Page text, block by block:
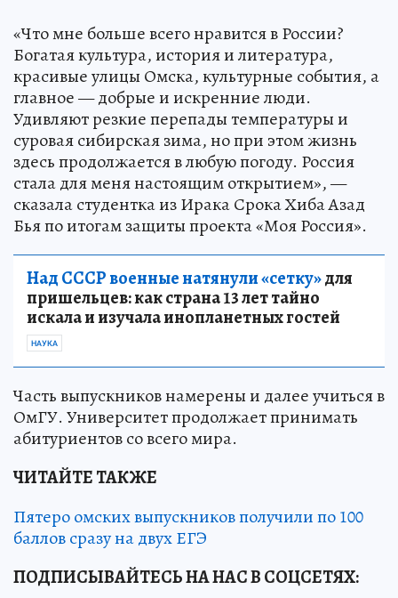
«Что мне больше всего нравится в России?
Богатая культура, история и литература,
красивые улицы Омска, культурные события, а
главное — добрые и искренние люди.
Удивляют резкие перепады температуры и
суровая сибирская зима, но при этом жизнь
здесь продолжается в любую погоду. Россия
стала для меня настоящим открытием», —
сказала студентка из Ирака Срока Хиба Азад
Бья по итогам защиты проекта «Моя Россия».
Над СССР военные натянули «сетку»для
пришельцев: как страна 13 лет тайно
искала и изучала инопланетных гостей
НАУКА
Часть выпускников намерены и далее учиться в
ОмГУ. Университет продолжает принимать
абитуриентов со всего мира.
ЧИТАЙТЕ ТАКЖЕ
Пятеро омских выпускников получили по 100
баллов сразу на двух ЕГЭ
ПОДПИСЫВАЙТЕСЬ НА НАС В СОЦСЕТЯХ: